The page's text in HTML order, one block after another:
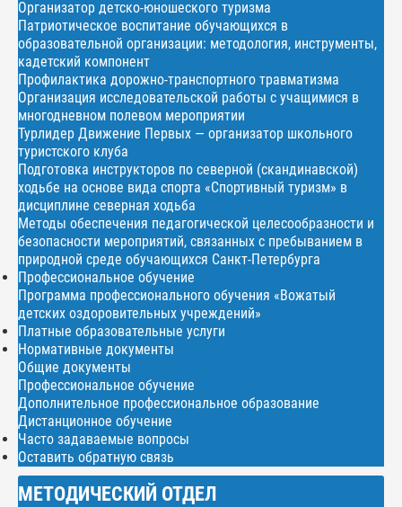
Организатор детско-юношеского туризма
Патриотическое воспитание обучающихся в
образовательной организации: методология, инструменты,
кадетский компонент
Профилактика дорожно-транспортного травматизма
Организация исследовательской работы с учащимися в
многодневном полевом мероприятии
Турлидер Движение Первых — организатор школьного
туристского клуба
Подготовка инструкторов по северной (скандинавской)
ходьбе на основе вида спорта «Спортивный туризм» в
дисциплине северная ходьба
Методы обеспечения педагогической целесообразности и
безопасности мероприятий, связанных с пребыванием в
природной среде обучающихся Санкт-Петербурга
Профессиональное обучение
Программа профессионального обучения «Вожатый
детских оздоровительных учреждений»
Платные образовательные услуги
Нормативные документы
Общие документы
Профессиональное обучение
Дополнительное профессиональное образование
Дистанционное обучение
Часто задаваемые вопросы
Оставить обратную связь
МЕТОДИЧЕСКИЙ ОТДЕЛ